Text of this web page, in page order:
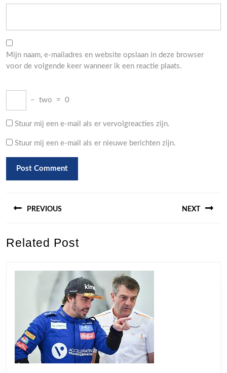
Mijn naam, e-mailadres en website opslaan in deze browser
voor de volgende keer wanneer ik een reactie plaats.
− two = 0
Stuur mij een e-mail als er vervolgreacties zijn.
Stuur mij een e-mail als er nieuwe berichten zijn.
PREVIOUS
post:
NEXT
Related Post